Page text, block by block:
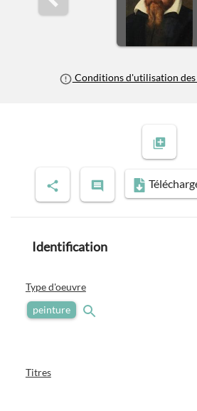
Previous slide
Conditions d'utilisation des
Identification
Type d'oeuvre
peinture
Titres